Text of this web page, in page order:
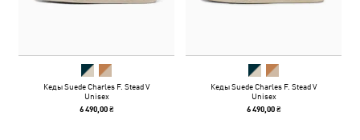
Кеды Suede Charles F. Stead V
Unisex
6 490,00 ₴
Кеды Suede Charles F. Stead V
Unisex
6 490,00 ₴